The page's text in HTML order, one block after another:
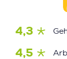
4,3
4,5